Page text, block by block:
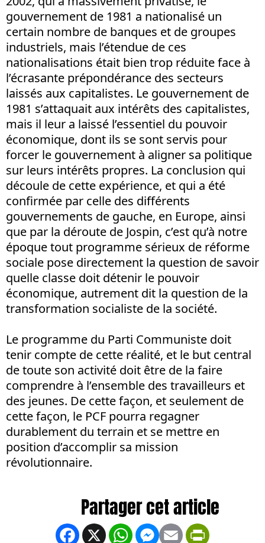
gouvernement de 1981 a nationalisé un
certain nombre de banques et de groupes
industriels, mais l’étendue de ces
nationalisations était bien trop réduite face à
l’écrasante prépondérance des secteurs
laissés aux capitalistes. Le gouvernement de
1981 s’attaquait aux intérêts des capitalistes,
mais il leur a laissé l’essentiel du pouvoir
économique, dont ils se sont servis pour
forcer le gouvernement à aligner sa politique
sur leurs intérêts propres. La conclusion qui
découle de cette expérience, et qui a été
confirmée par celle des différents
gouvernements de gauche, en Europe, ainsi
que par la déroute de Jospin, c’est qu’à notre
époque tout programme sérieux de réforme
sociale pose directement la question de savoir
quelle classe doit détenir le pouvoir
économique, autrement dit la question de la
transformation socialiste de la société.
Le programme du Parti Communiste doit
tenir compte de cette réalité, et le but central
de toute son activité doit être de la faire
comprendre à l’ensemble des travailleurs et
des jeunes. De cette façon, et seulement de
cette façon, le PCF pourra regagner
durablement du terrain et se mettre en
position d’accomplir sa mission
révolutionnaire.
Facebook
X WhatsApp
Messenger
Email